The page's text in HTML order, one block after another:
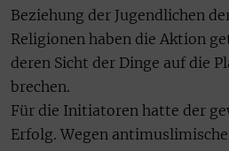
Beziehung der Jugendlichen
Religionen haben die Aktion
deren Sicht der Dinge auf die
brechen.
Für die Initiatoren hatte der
Erfolg. Wegen